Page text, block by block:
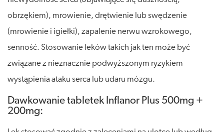
obrzękiem), mrowienie, drętwienie lub swędzenie
(mrowienie i igiełki), zapalenie nerwu wzrokowego,
senność. Stosowanie leków takich jak ten może być
związane z nieznacznie podwyższonym ryzykiem
wystąpienia ataku serca lub udaru mózgu.
Dawkowanie tabletek Inflanor Plus 500mg +
200mg: